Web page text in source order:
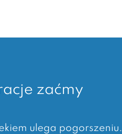
zaćmy
ulega pogorszeniu.